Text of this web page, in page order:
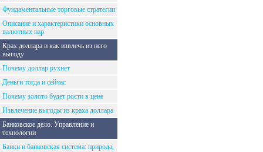
Фундаментальные торговые стратегии
Описание и характеристики основных
валютных пар
Крах доллара и как извлечь из него
выгоду
Почему доллар рухнет
Деньги тогда и сейчас
Почему золото будет рости в цене
Извлечение выгоды из краха доллара
Банковское дело. Управление и
технологии
Банки и банковская система: природа,